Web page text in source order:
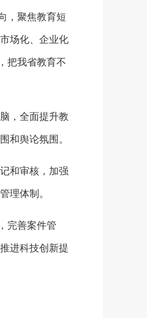
，聚焦教育短
场化、企业化
把我省教育不
，全面提升教
和舆论氛围。
和审核，加强
理体制。
完善案件管
进科技创新提